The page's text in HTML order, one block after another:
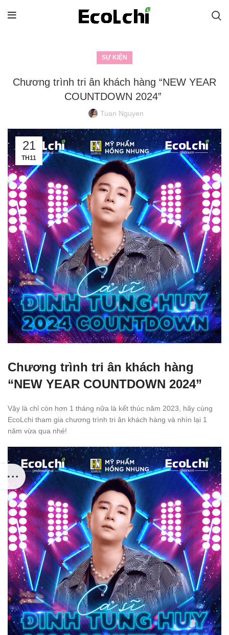
SỰ KIỆN
Chương trình tri ân khách hàng “NEW YEAR
COUNTDOWN 2024”
Tuan Nguyen
21
TH11
Chương trình tri ân khách hàng
“NEW YEAR COUNTDOWN 2024”
Vậy là chỉ còn hơn 1 tháng nữa là kết thúc năm 2023, hãy cùng
EcoLchi tham gia chương trình tri ân khách hàng và nhìn lại 1
năm vừa qua nhé!